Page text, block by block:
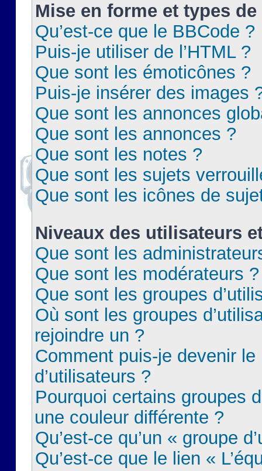
Mise en forme et types
Qu’est-ce que le BBCode ?
Puis-je utiliser de l’HTML ?
Que sont les émoticônes ?
Puis-je insérer des images
Que sont les annonces
Que sont les annonces ?
Que sont les notes ?
Que sont les sujets
Que sont les icônes de
Niveaux des utilisateurs
Que sont les
Que sont les modérateurs ?
Que sont les groupes
Où sont les groupes
rejoindre un ?
Comment puis-je devenir le
d’utilisateurs ?
Pourquoi certains groupes
une couleur différente ?
Qu’est-ce qu’un « groupe
Qu’est-ce que le lien «